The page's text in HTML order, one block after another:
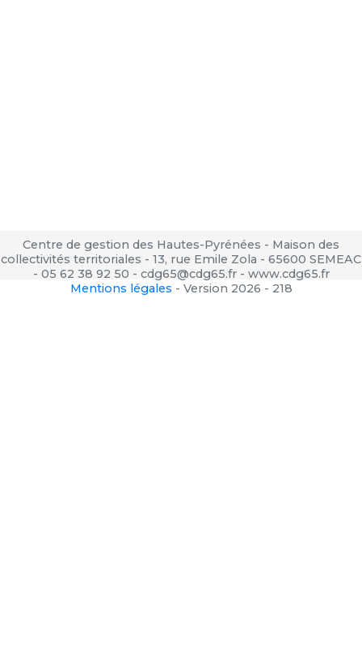
Centre de gestion des Hautes-Pyrénées - Maison des
collectivités territoriales - 13, rue Emile Zola - 65600 SEMEAC
- 05 62 38 92 50 - cdg65@cdg65.fr - www.cdg65.fr
Mentions légales - Version 2026 - 218